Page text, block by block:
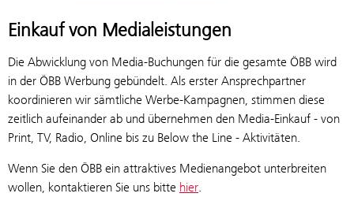
Einkauf von Medialeistungen
Die Abwicklung von Media-Buchungen für die gesamte ÖBB wird
in der ÖBB Werbung gebündelt. Als erster Ansprechpartner
koordinieren wir sämtliche Werbe-Kampagnen, stimmen diese
zeitlich aufeinander ab und übernehmen den Media-Einkauf - von
Print, TV, Radio, Online bis zu Below the Line - Aktivitäten.
Wenn Sie den ÖBB ein attraktives Medienangebot unterbreiten
wollen, kontaktieren Sie uns bitte hier.